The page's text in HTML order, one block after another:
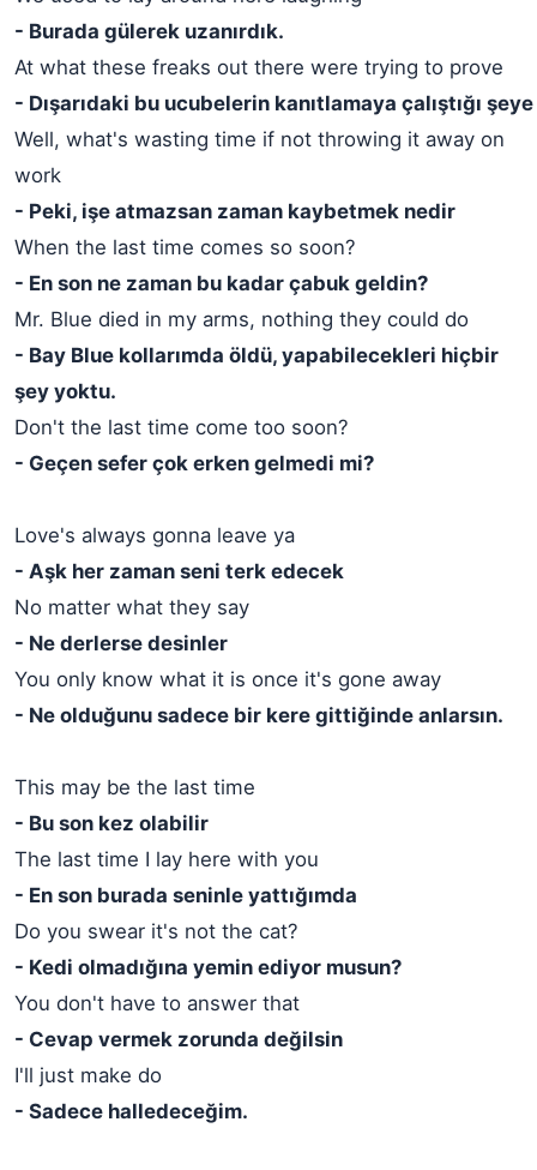
- Burada gülerek uzanırdık.
At what these freaks out there were trying to prove
- Dışarıdaki bu ucubelerin kanıtlamaya çalıştığı şeye
Well, what's wasting time if not throwing it away on
work
- Peki, işe atmazsan zaman kaybetmek nedir
When the last time comes so soon?
- En son ne zaman bu kadar çabuk geldin?
Mr. Blue died in my arms, nothing they could do
- Bay Blue kollarımda öldü, yapabilecekleri hiçbir
şey yoktu.
Don't the last time come too soon?
- Geçen sefer çok erken gelmedi mi?
Love's always gonna leave ya
- Aşk her zaman seni terk edecek
No matter what they say
- Ne derlerse desinler
You only know what it is once it's gone away
- Ne olduğunu sadece bir kere gittiğinde anlarsın.
This may be the last time
- Bu son kez olabilir
The last time I lay here with you
- En son burada seninle yattığımda
Do you swear it's not the cat?
- Kedi olmadığına yemin ediyor musun?
You don't have to answer that
- Cevap vermek zorunda değilsin
I'll just make do
- Sadece halledeceğim.